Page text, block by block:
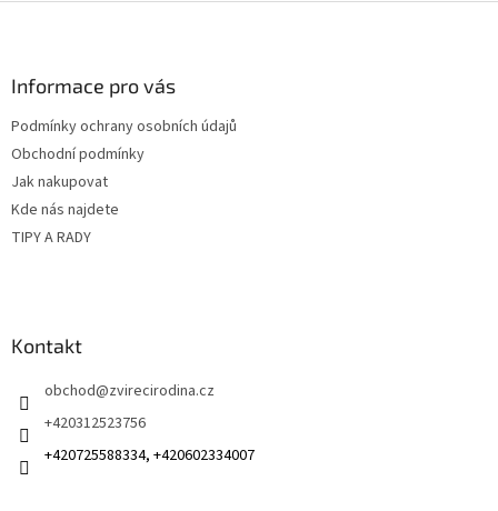
Informace pro vás
Podmínky ochrany osobních údajů
Obchodní podmínky
Jak nakupovat
Kde nás najdete
TIPY A RADY
Kontakt
obchod@zvirecirodina.cz
+420312523756
+420725588334, +420602334007